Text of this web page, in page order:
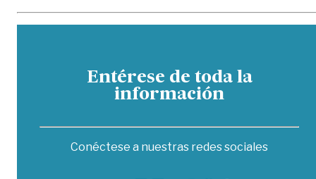
Entérese de toda la
información
Conéctese a nuestras redes sociales